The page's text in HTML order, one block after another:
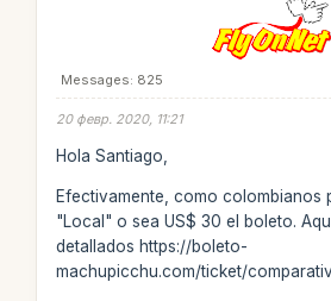
Messages: 825
20 февр. 2020, 11:21
Hola Santiago,
Efectivamente, como colombianos
"Local" o sea US$ 30 el boleto.
detallados https://boleto-
machupicchu.com/ticket/